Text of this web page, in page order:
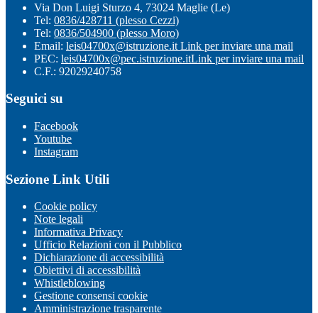
Via Don Luigi Sturzo 4, 73024 Maglie (Le)
Tel: 0836/428711 (plesso Cezzi)
Tel: 0836/504900 (plesso Moro)
Email: leis04700x@istruzione.it Link per inviare una mail
PEC: leis04700x@pec.istruzione.itLink per inviare una mail
C.F.: 92029240758
Seguici su
Facebook
Youtube
Instagram
Sezione Link Utili
Cookie policy
Note legali
Informativa Privacy
Ufficio Relazioni con il Pubblico
Dichiarazione di accessibilità
Obiettivi di accessibilità
Whistleblowing
Gestione consensi cookie
Amministrazione trasparente